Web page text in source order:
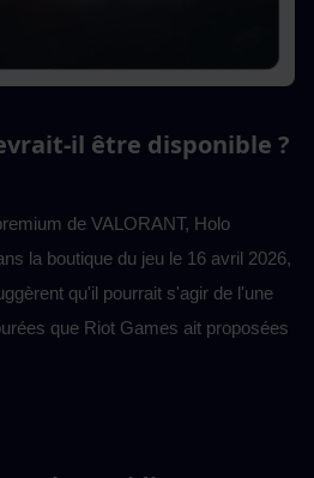
il être disponible ?
de VALORANT, Holo
la boutique du jeu le 16 avril 2026,
qu'il pourrait s'agir de l'une
que Riot Games ait proposées